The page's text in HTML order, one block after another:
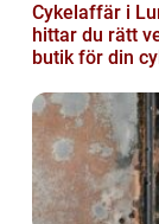
Cykelaffär i
hittar du rätt
butik för din